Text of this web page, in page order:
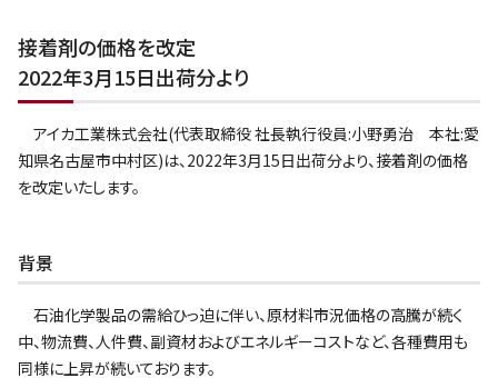
接着剤の価格を改定
2022年3月15日出荷分より
アイカ工業株式会社(代表取締役 社長執行役員:小野勇治 本社:愛
知県名古屋市中村区)は、2022年3月15日出荷分より、接着剤の価格
を改定いたします。
背景
石油化学製品の需給ひっ迫に伴い、原材料市況価格の高騰が続く
中、物流費、人件費、副資材およびエネルギーコストなど、各種費用も
同様に上昇が続いております。